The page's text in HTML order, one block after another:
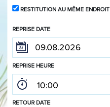
RESTITUTION AU MÊME ENDROIT
REPRISE DATE
REPRISE HEURE
RETOUR DATE